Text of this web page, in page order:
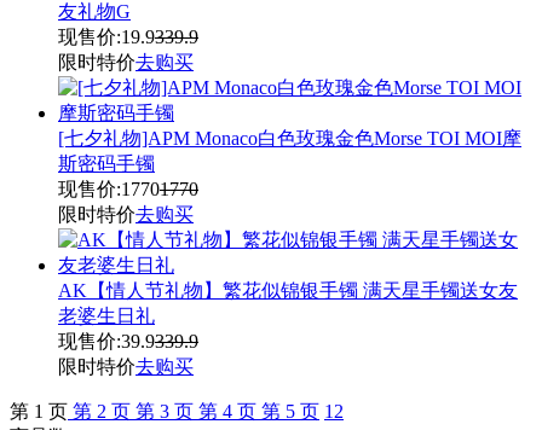
友礼物G
现售价:19.9339.9
限时特价去购买
[七夕礼物]APM Monaco白色玫瑰金色Morse TOI MOI摩
斯密码手镯
现售价:17701770
限时特价去购买
AK【情人节礼物】繁花似锦银手镯 满天星手镯送女友
老婆生日礼
现售价:39.9339.9
限时特价去购买
第 1 页 第 2 页 第 3 页 第 4 页 第 5 页 12